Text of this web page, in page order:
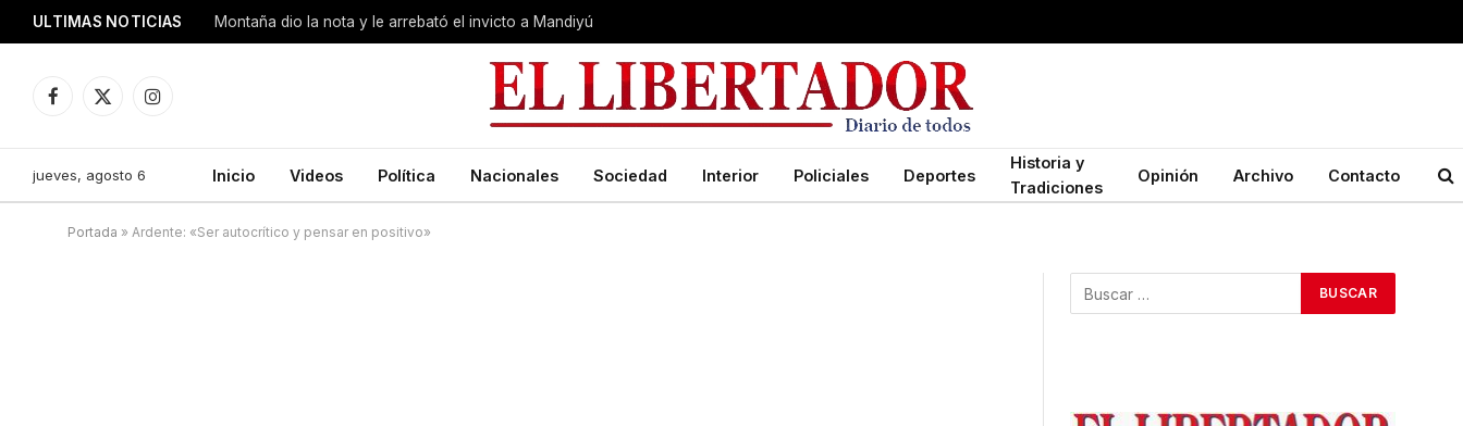
ULTIMAS NOTICIAS Montaña dio la nota y le arrebató el invicto a Mandiyú
Facebook
X
Instagram
jueves, agosto 6 Inicio Videos Política Nacionales Sociedad Interior Policiales Deportes
Historia y
Tradiciones
Opinión Archivo Contacto
Portada » Ardente: «Ser autocrítico y pensar en positivo»